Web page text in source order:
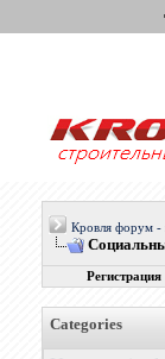
Кровля форум -
Регистрация
Categories